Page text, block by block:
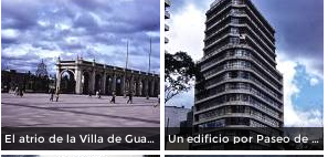
El atrio de la Villa de Guadalupe 1950. Un edificio por Paseo de La Reforma 1950